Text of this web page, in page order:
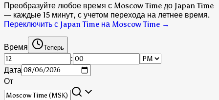
Преобразуйте любое время с Moscow Time до Japan Time
— каждые 15 минут, с учетом перехода на летнее время.
Переключить с Japan Time на Moscow Time →
Время Теперь
:
Дата
От